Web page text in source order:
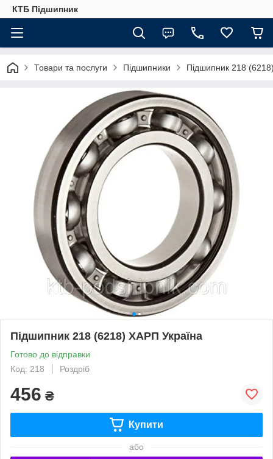
КТБ Підшипник
Товари та послуги Підшипники Підшипник 218
Підшипник 218 (6218) ХАРП Україна
Готово до відправки
Код: 218
Роздріб
456 ₴
Купити
або